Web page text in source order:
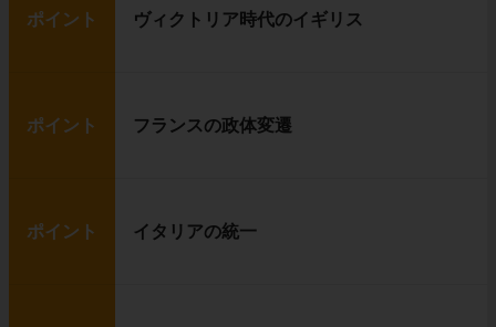
ポイント ヴィクトリア時代のイギリス
ポイント フランスの政体変遷
ポイント イタリアの統一